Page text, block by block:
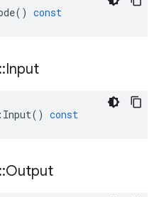
() const
::Input
Input() const
::Output